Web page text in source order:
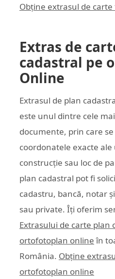
Obține extrasul de
Extras de
cadastral pe
Online
Extrasul de plan
este unul dintre cele
documente, prin care
coordonatele exacte
construcție sau loc de
plan cadastral pot fi
cadastru, bancă, notar
sau private. Îți oferim
Extrasului de carte plan
ortofotoplan online în
România. Obține
ortofotoplan online